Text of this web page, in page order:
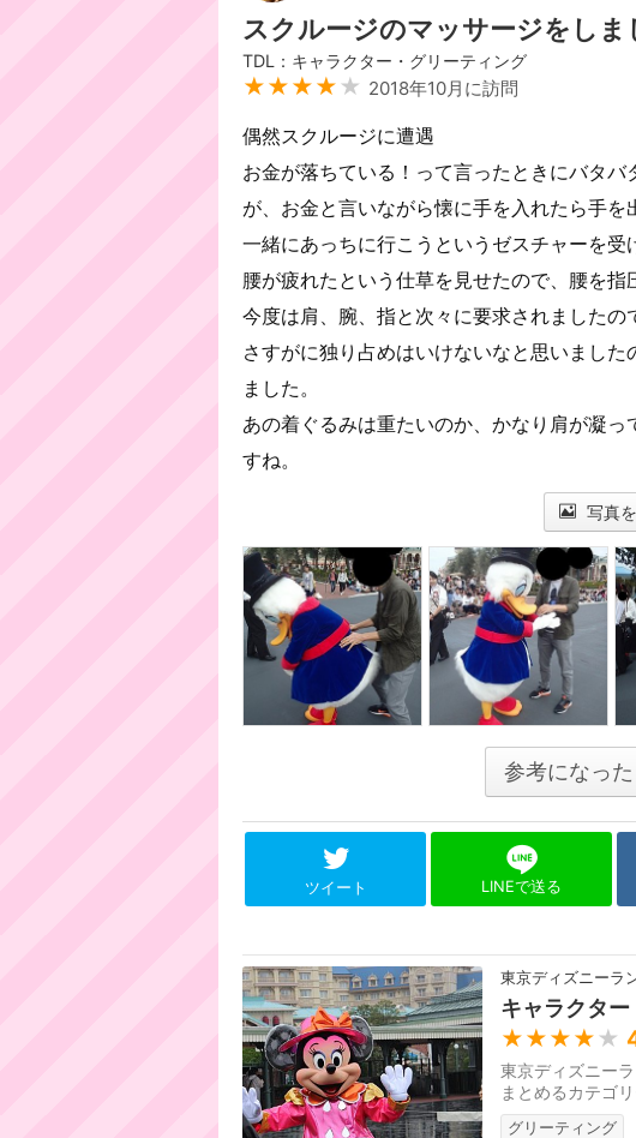
スクルージのマッサージをしま
TDL：キャラクター・グリーティング
★★★★ ★ 2018年10月に訪問
偶然スクルージに遭遇
お金が落ちている！って言ったときにバタ
が、お金と言いながら懐に手を入れたら手を
一緒にあっちに行こうというゼスチャーを受
腰が疲れたという仕草を見せたので、腰を指
今度は肩、腕、指と次々に要求されましたの
さすがに独り占めはいけないなと思いまし
ました。
あの着ぐるみは重たいのか、かなり肩が凝
すね。
写真
参考になった
ツイート LINEで送る
東京ディズニーラ
キャラクタ
★★★★ ★
東京ディズニー
まとめるカテゴリ
グリーティング